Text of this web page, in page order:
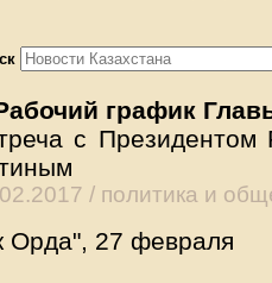
график
с
/ политика и
Орда", 27 февраля